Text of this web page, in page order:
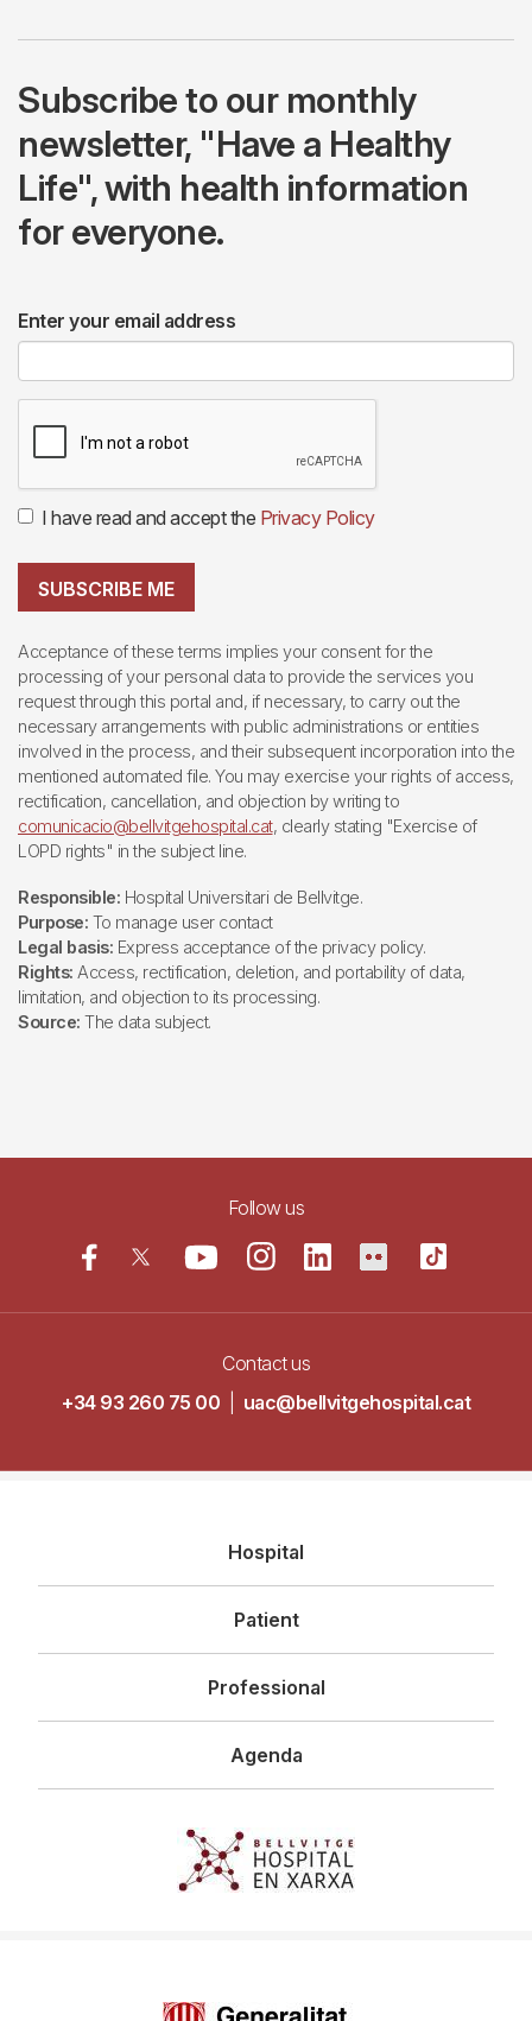
Subscribe to our monthly
newsletter, "Have a Healthy
Life", with health information
for everyone.
Enter your email address
I have read and accept the Privacy Policy
SUBSCRIBE ME
Acceptance of these terms implies your consent for the
processing of your personal data to provide the services you
request through this portal and, if necessary, to carry out the
necessary arrangements with public administrations or entities
involved in the process, and their subsequent incorporation into the
mentioned automated file. You may exercise your rights of access,
rectification, cancellation, and objection by writing to
comunicacio@bellvitgehospital.cat, clearly stating "Exercise of
LOPD rights" in the subject line.
Responsible: Hospital Universitari de Bellvitge.
Purpose: To manage user contact
Legal basis: Express acceptance of the privacy policy.
Rights: Access, rectification, deletion, and portability of data,
limitation, and objection to its processing.
Source: The data subject.
Follow us
Contact us
+34 93 260 75 00
uac@bellvitgehospital.cat
principal
Hospital
Patient
Professional
Agenda